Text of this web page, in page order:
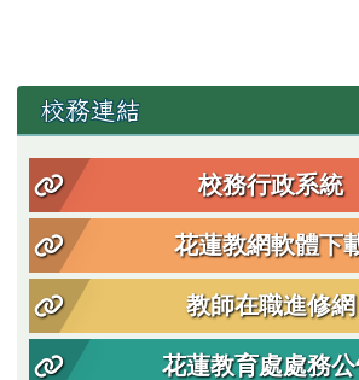
左邊區域內容
校務連結
校務行政系統
花蓮教網軟體下
教師在職進修網
花蓮教育處處務